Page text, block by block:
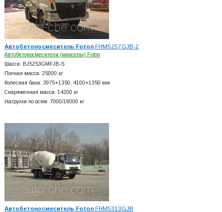
Автобетоносмеситель FotonFHM5257GJB-2
Автобетоносмесители (миксеры) Foton
Шасси: BJ5253GMFJB-S
Полная масса: 25000 кг
Колесная база: 3975+1350, 4100+1350 мм
Снаряженная масса: 14200 кг
Нагрузки по осям: 7000/18000 кг
Автобетоносмеситель FotonFHM5313GJB